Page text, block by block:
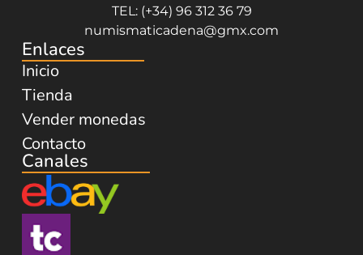
TEL: (+34) 96 312 36 79
numismaticadena@gmx.com
Enlaces
Inicio
Tienda
Vender monedas
Contacto
Canales